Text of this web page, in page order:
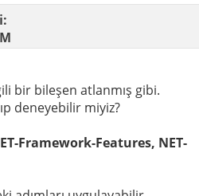
bir bileşen atlanmış gibi.
deneyebilir miyiz?
Framework-Features, NET-